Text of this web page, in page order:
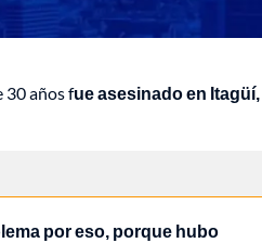
30 años fue asesinado en Itagüí,
por eso, porque hubo